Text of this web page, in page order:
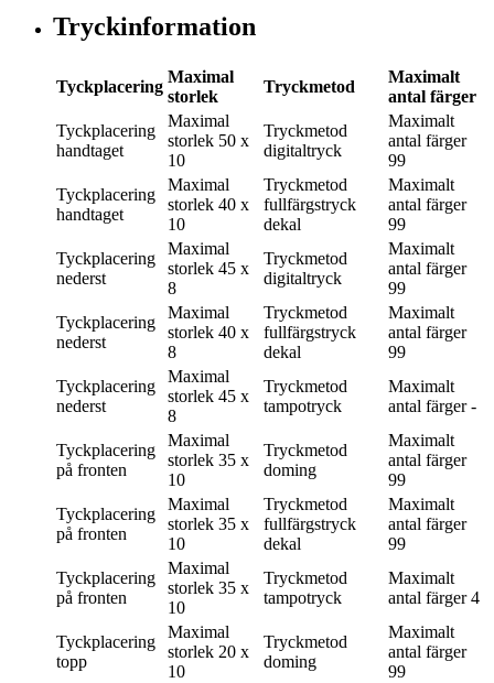
Tryckinformation
Tyckplacering
Maximal
storlek
Tryckmetod
Maximalt
antal färger
Tyckplacering
handtaget
Maximal
storlek 50 x
10
Tryckmetod
digitaltryck
Maximalt
antal färger
99
Tyckplacering
handtaget
Maximal
storlek 40 x
10
Tryckmetod
fullfärgstryck
dekal
Maximalt
antal färger
99
Tyckplacering
nederst
Maximal
storlek 45 x
8
Tryckmetod
digitaltryck
Maximalt
antal färger
99
Tyckplacering
nederst
Maximal
storlek 40 x
8
Tryckmetod
fullfärgstryck
dekal
Maximalt
antal färger
99
Tyckplacering
nederst
Maximal
storlek 45 x
8
Tryckmetod
tampotryck
Maximalt
antal färger -
Tyckplacering
på fronten
Maximal
storlek 35 x
10
Tryckmetod
doming
Maximalt
antal färger
99
Tyckplacering
på fronten
Maximal
storlek 35 x
10
Tryckmetod
fullfärgstryck
dekal
Maximalt
antal färger
99
Tyckplacering
på fronten
Maximal
storlek 35 x
10
Tryckmetod
tampotryck
Maximalt
antal färger 4
Tyckplacering
topp
Maximal
storlek 20 x
10
Tryckmetod
doming
Maximalt
antal färger
99